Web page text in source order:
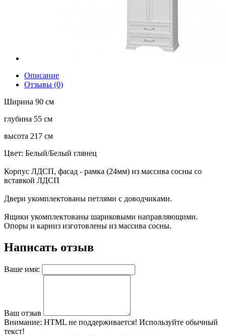
Описание
Отзывы (0)
Ширина 90 см
глубина 55 см
высота 217 см
Цвет: Белый/Белый глянец
Корпус ЛДСП, фасад - рамка (24мм) из массива сосны со
вставкой ЛДСП
Двери укомплектованы петлями с доводчиками.
Ящики укомплектованы шариковыми направляющими.
Опоры и карниз изготовлены из массива сосны.
Написать отзыв
Ваше имя:
Ваш отзыв
Внимание: HTML не поддерживается! Используйте обычный
текст!